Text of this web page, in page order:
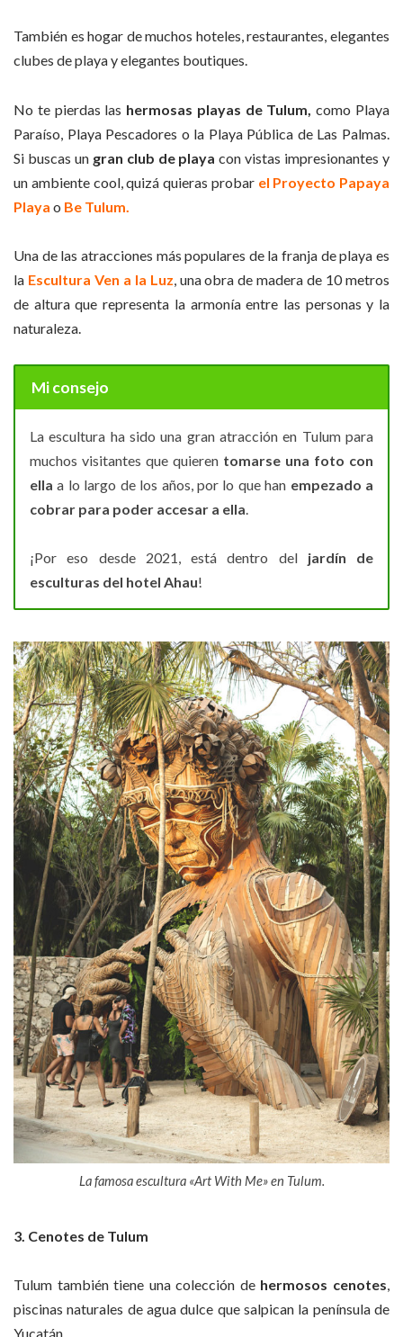
También es hogar de muchos hoteles, restaurantes, elegantes
clubes de playa y elegantes boutiques.
No te pierdas las hermosas playas de Tulum, como Playa
Paraíso, Playa Pescadores o la Playa Pública de Las Palmas.
Si buscas ungran club de playa con vistas impresionantes y
un ambiente cool, quizá quieras probar el Proyecto Papaya
Playa o Be Tulum.
Una de las atracciones más populares de la franja de playa es
la Escultura Ven a la Luz, una obra de madera de 10 metros
de altura que representa la armonía entre las personas y la
naturaleza.
Mi consejo
La escultura ha sido una gran atracción en Tulum para
muchos visitantes que quieren tomarse una foto con
ella a lo largo de los años, por lo que han empezado a
cobrar para poder accesar a ella.
¡Por eso desde 2021, está dentro del jardín de
esculturas del hotel Ahau!
La famosa escultura «Art With Me» en Tulum.
3. Cenotes de Tulum
Tulum también tiene una colección de hermosos cenotes,
piscinas naturales de agua dulce que salpican la península de
Yucatán.